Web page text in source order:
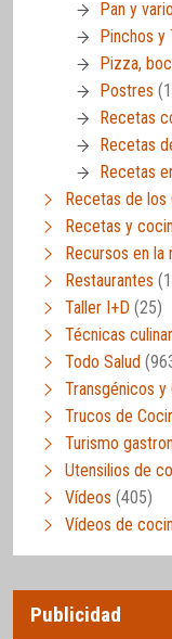
Pan y
Pinchos y
Pizza,
Postres
Recetas
Recetas
Recetas
Recetas de los
Recetas y
Recursos en la
Restaurantes
Taller I+D (25)
Técnicas
Todo Salud
Transgénicos y
Trucos de
Turismo
Utensilios de
Vídeos (405)
Vídeos de
Publicidad